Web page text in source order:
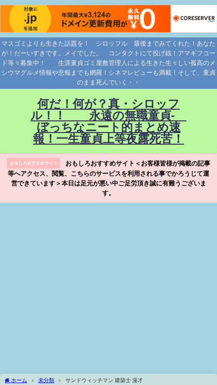
マスゴミよりも生きた話題を！ シロッフル 最後までみてくれた！あなた
が！だーいすきです。メイでした。 コンタクトにて投げ銭！アマギフコー
ド等々募集中！ 生涯童貞ゴミ屋敷管理人による生きた生々しい孤高のメ
シウマグルメ情報や悲報までも網羅！シネマレビューも満載！そして、童貞
のまま死んでいく・・
何だ！何が？真・シロッフ
ル！！ 永遠の無職童貞-
ぼっちなニート的まとめ速
報！一生童貞上等夜露死苦！
おもしろおすすめサイト
おもしろおすすめサイト＜お客様皆様が掲載の記事
等へアクセス、閲覧、こちらのサービスを利用される事でかろうじて運
営できています＞本日は足元が悪い中ご足労頂き誠に有難うございま
す。
ホーム 未分類 サンドウィッチマン 建築士 漫才